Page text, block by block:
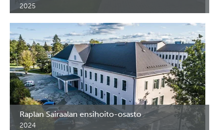
2025
Lääekaapit ja FlexShelf hyllyt Pohjois-Viron Lääketieteellisen
Keskuksen teho-osastolle. Tallinna. Viro.
Raplan Sairaalan ensihoito-osasto
2024